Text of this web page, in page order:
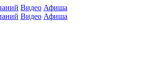
Видео Афиша
Видео Афиша